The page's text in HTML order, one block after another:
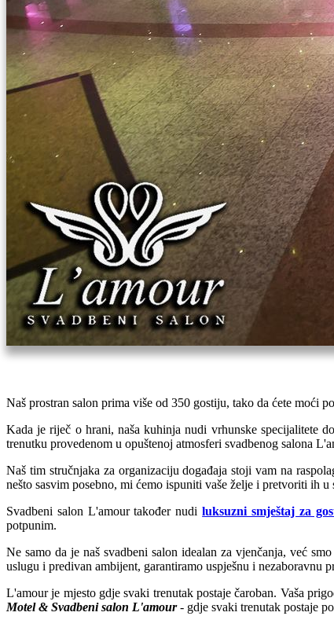
Naš prostran salon prima više od 350 gostiju, tako da ćete moći
Kada je riječ o hrani, naša kuhinja nudi vrhunske specijalitete
trenutku provedenom u opuštenoj atmosferi svadbenog salona
Naš tim stručnjaka za organizaciju događaja stoji vam na
nešto sasvim posebno, mi ćemo ispuniti vaše želje i pretvoriti ih u
Svadbeni salon L'amour također nudiluksuzni smještaj za
potpunim.
Ne samo da je naš svadbeni salon idealan za vjenčanja, već
uslugu i predivan ambijent, garantiramo uspješnu i nezaboravnu
L'amour je mjesto gdje svaki trenutak postaje čaroban. Vaša
Motel & Svadbeni salon L'amour- gdje svaki trenutak postaje